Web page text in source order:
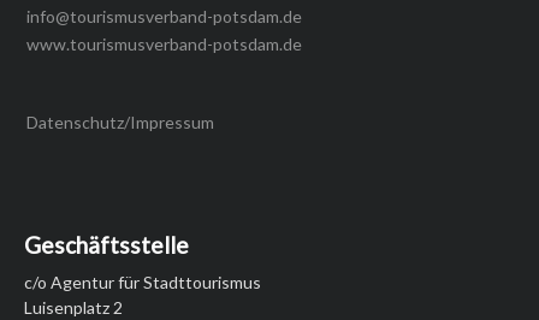
info@tourismusverband-potsdam.de
www.tourismusverband-potsdam.de
Datenschutz/Impressum
Geschäftsstelle
c/o Agentur für Stadttourismus
Luisenplatz 2